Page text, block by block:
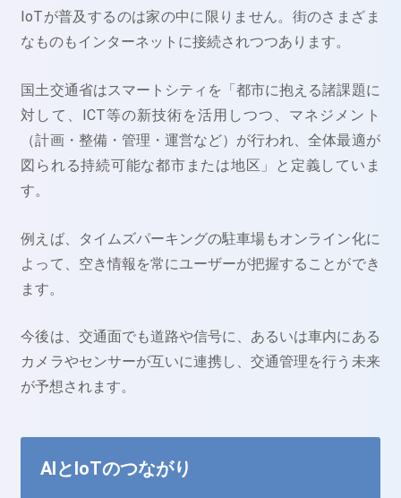
IoTが普及するのは家の中に限りません。街のさまざま
なものもインターネットに接続されつつあります。
国土交通省はスマートシティを「都市に抱える諸課題に
対して、ICT等の新技術を活用しつつ、マネジメント
（計画・整備・管理・運営など）が行われ、全体最適が
図られる持続可能な都市または地区」と定義していま
す。
例えば、タイムズパーキングの駐車場もオンライン化に
よって、空き情報を常にユーザーが把握することができ
ます。
今後は、交通面でも道路や信号に、あるいは車内にある
カメラやセンサーが互いに連携し、交通管理を行う未来
が予想されます。
AIとIoTのつながり